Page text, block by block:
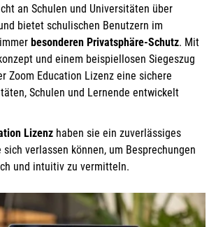
an Schulen und Universitäten über
bietet schulischen Benutzern im
besonderen Privatsphäre-Schutz. Mit
und einem beispiellosen Siegeszug
Zoom Education Lizenz eine sichere
Schulen und Lernende entwickelt
Lizenz haben sie ein zuverlässiges
sich verlassen können, um Besprechungen
und intuitiv zu vermitteln.